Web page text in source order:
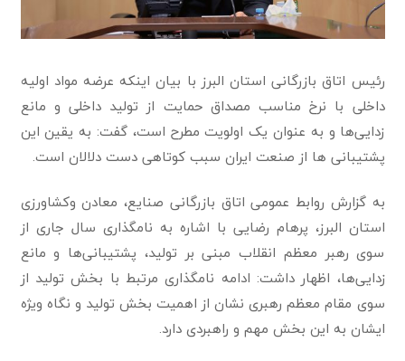
رئیس اتاق بازرگانی استان البرز با بیان اینکه عرضه مواد اولیه
داخلی با نرخ مناسب مصداق حمایت‌ از تولید داخلی و مانع
زدایی‌ها و به عنوان یک اولویت مطرح است، گفت: به یقین این
پشتیبانی ها از صنعت ایران سبب کوتاهی دست دلالان است.
به گزارش روابط عمومی اتاق بازرگانی صنایع، معادن وکشاورزی
استان البرز، پرهام رضایی با اشاره به نامگذاری سال جاری از
سوی رهبر معظم انقلاب مبنی بر تولید، پشتیبانی‌ها و مانع
زدایی‌ها، اظهار داشت: ادامه نامگذاری مرتبط با بخش تولید از
سوی مقام معظم رهبری نشان از اهمیت بخش تولید و نگاه ویژه
ایشان به این بخش مهم و راهبردی دارد.